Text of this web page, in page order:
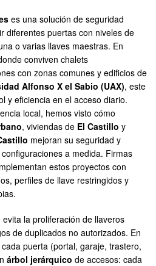
es una solución de seguridad
diferentes puertas con niveles de
o varias llaves maestras. En
conviven chalets
con zonas comunes y edificios de
Alfonso X el Sabio (UAX), este
y eficiencia en el acceso diario.
local, hemos visto cómo
, viviendas de El Castillo y
mejoran su seguridad y
a medida. Firmas
estos proyectos con
perfiles de llave restringidos y
la proliferación de llaveros
de duplicados no autorizados. En
puerta (portal, garaje, trastero,
árbol jerárquico de accesos: cada